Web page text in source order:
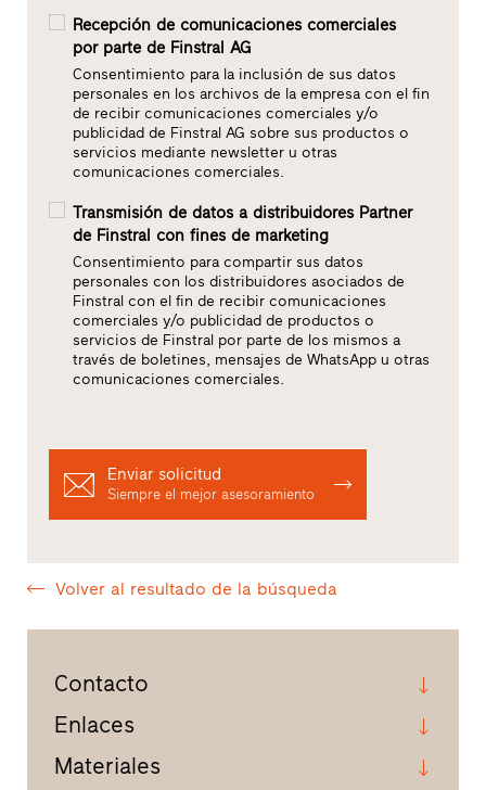
Recepción de comunicaciones comerciales
por parte de Finstral AG
Consentimiento para la inclusión de sus datos
personales en los archivos de la empresa con el fin
de recibir comunicaciones comerciales y/o
publicidad de Finstral AG sobre sus productos o
servicios mediante newsletter u otras
comunicaciones comerciales.
Transmisión de datos a distribuidores Partner
de Finstral con fines de marketing
Consentimiento para compartir sus datos
personales con los distribuidores asociados de
Finstral con el fin de recibir comunicaciones
comerciales y/o publicidad de productos o
servicios de Finstral por parte de los mismos a
través de boletines, mensajes de WhatsApp u otras
comunicaciones comerciales.
Enviar solicitud
Siempre el mejor asesoramiento
Volver al resultado de la búsqueda
Contacto
Enlaces
Materiales